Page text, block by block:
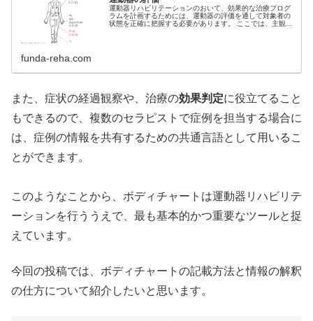
運動器リハビリテーションのおいて、効果的な治療プログ
ラムを計画するためには、運動器の評価を通して対象者の
状態を正確に把握する必要があります。 ここでは、主観的
funda-reha.com
また、症状の経過観察や、治療の効果判定に役立てること
もできるので、複数のセラピストで症例を担当する場合に
は、症例の情報を共有するための共通言語として用いるこ
とができます。
このようなことから、ボディチャートは運動器リハビリテ
ーションを行ううえで、最も基本的かつ重要なツールと捉
えています。
今回の投稿では、ボディチャートの記載方法と情報の解釈
の仕方について紹介したいと思います。